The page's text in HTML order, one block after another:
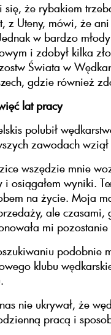
się, że rybakiem
z Uteny, mówi, że
w bardzo
i zdobył kilka
Świata w
gdzie również
lat pracy
polubił
zawodach
wszędzie mnie
i osiągałem wyniki.
na życie. Moja
ale czasami,
mi
podobnie
klubu
nie ukrywał, że
pracą i